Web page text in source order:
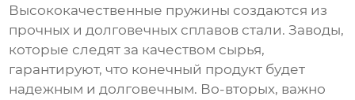
Высококачественные пружины создаются из
прочных и долговечных сплавов стали. Заводы,
которые следят за качеством сырья,
гарантируют, что конечный продукт будет
надежным и долговечным. Во-вторых, важно